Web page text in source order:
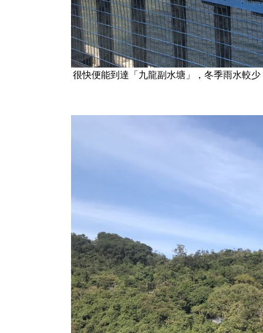
很快便能到達「九龍副水塘」，冬季雨水較